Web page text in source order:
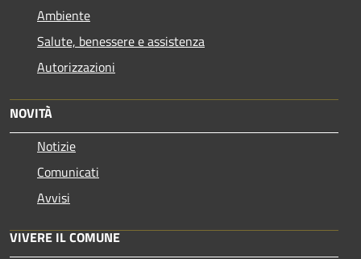
Ambiente
Salute, benessere e assistenza
Autorizzazioni
NOVITÀ
Notizie
Comunicati
Avvisi
VIVERE IL COMUNE